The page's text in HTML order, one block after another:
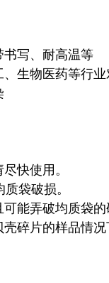
写、耐高温等
生物医药等行业
快使用。
袋破损。
能弄破均质袋
碎片的样品情